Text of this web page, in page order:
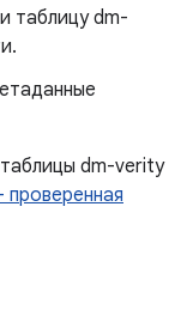
и таблицу dm-
dm-verity